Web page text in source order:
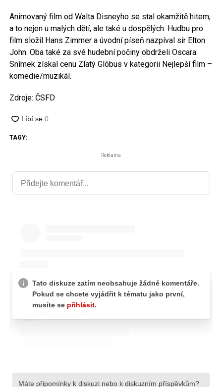
Animovaný film od Walta Disneyho se stal okamžitě hitem,
a to nejen u malých dětí, ale také u dospělých. Hudbu pro
film složil Hans Zimmer a úvodní píseň nazpíval sir Elton
John. Oba také za své hudební počiny obdrželi Oscara.
Snímek získal cenu Zlatý Glóbus v kategorii Nejlepší film –
komedie/muzikál.
Zdroje: ČSFD
TAGY:
Reklama